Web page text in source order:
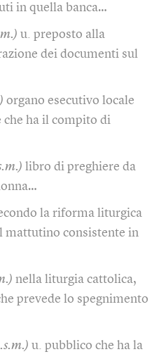
in quella banca…
u. preposto alla
dei documenti sul
organo esecutivo locale
ha il compito di
libro di preghiere da
la riforma liturgica
mattutino consistente in
nella liturgia cattolica,
prevede lo spegnimento
u. pubblico che ha la